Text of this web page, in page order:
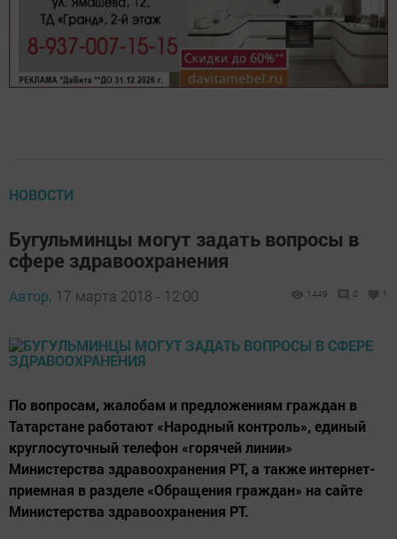
НОВОСТИ
Бугульминцы могут задать вопросы в
сфере здравоохранения
Автор, 17 марта 2018 - 12:00 1449 0 1
По вопросам, жалобам и предложениям граждан в
Татарстане работают «Народный контроль», единый
круглосуточный телефон «горячей линии»
Министерства здравоохранения РТ, а также интернет-
приемная в разделе «Обращения граждан» на сайте
Министерства здравоохранения РТ.